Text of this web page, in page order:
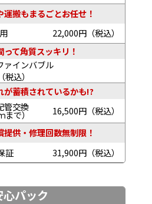
運搬もまるごとお任せ！
22,000円（税込）
って角質スッキリ！
ァインバブル
込）
が蓄積されているかも!?
管交換
まで）
16,500円（税込）
提供・修理回数無制限！
証
31,900円（税込）
心パック